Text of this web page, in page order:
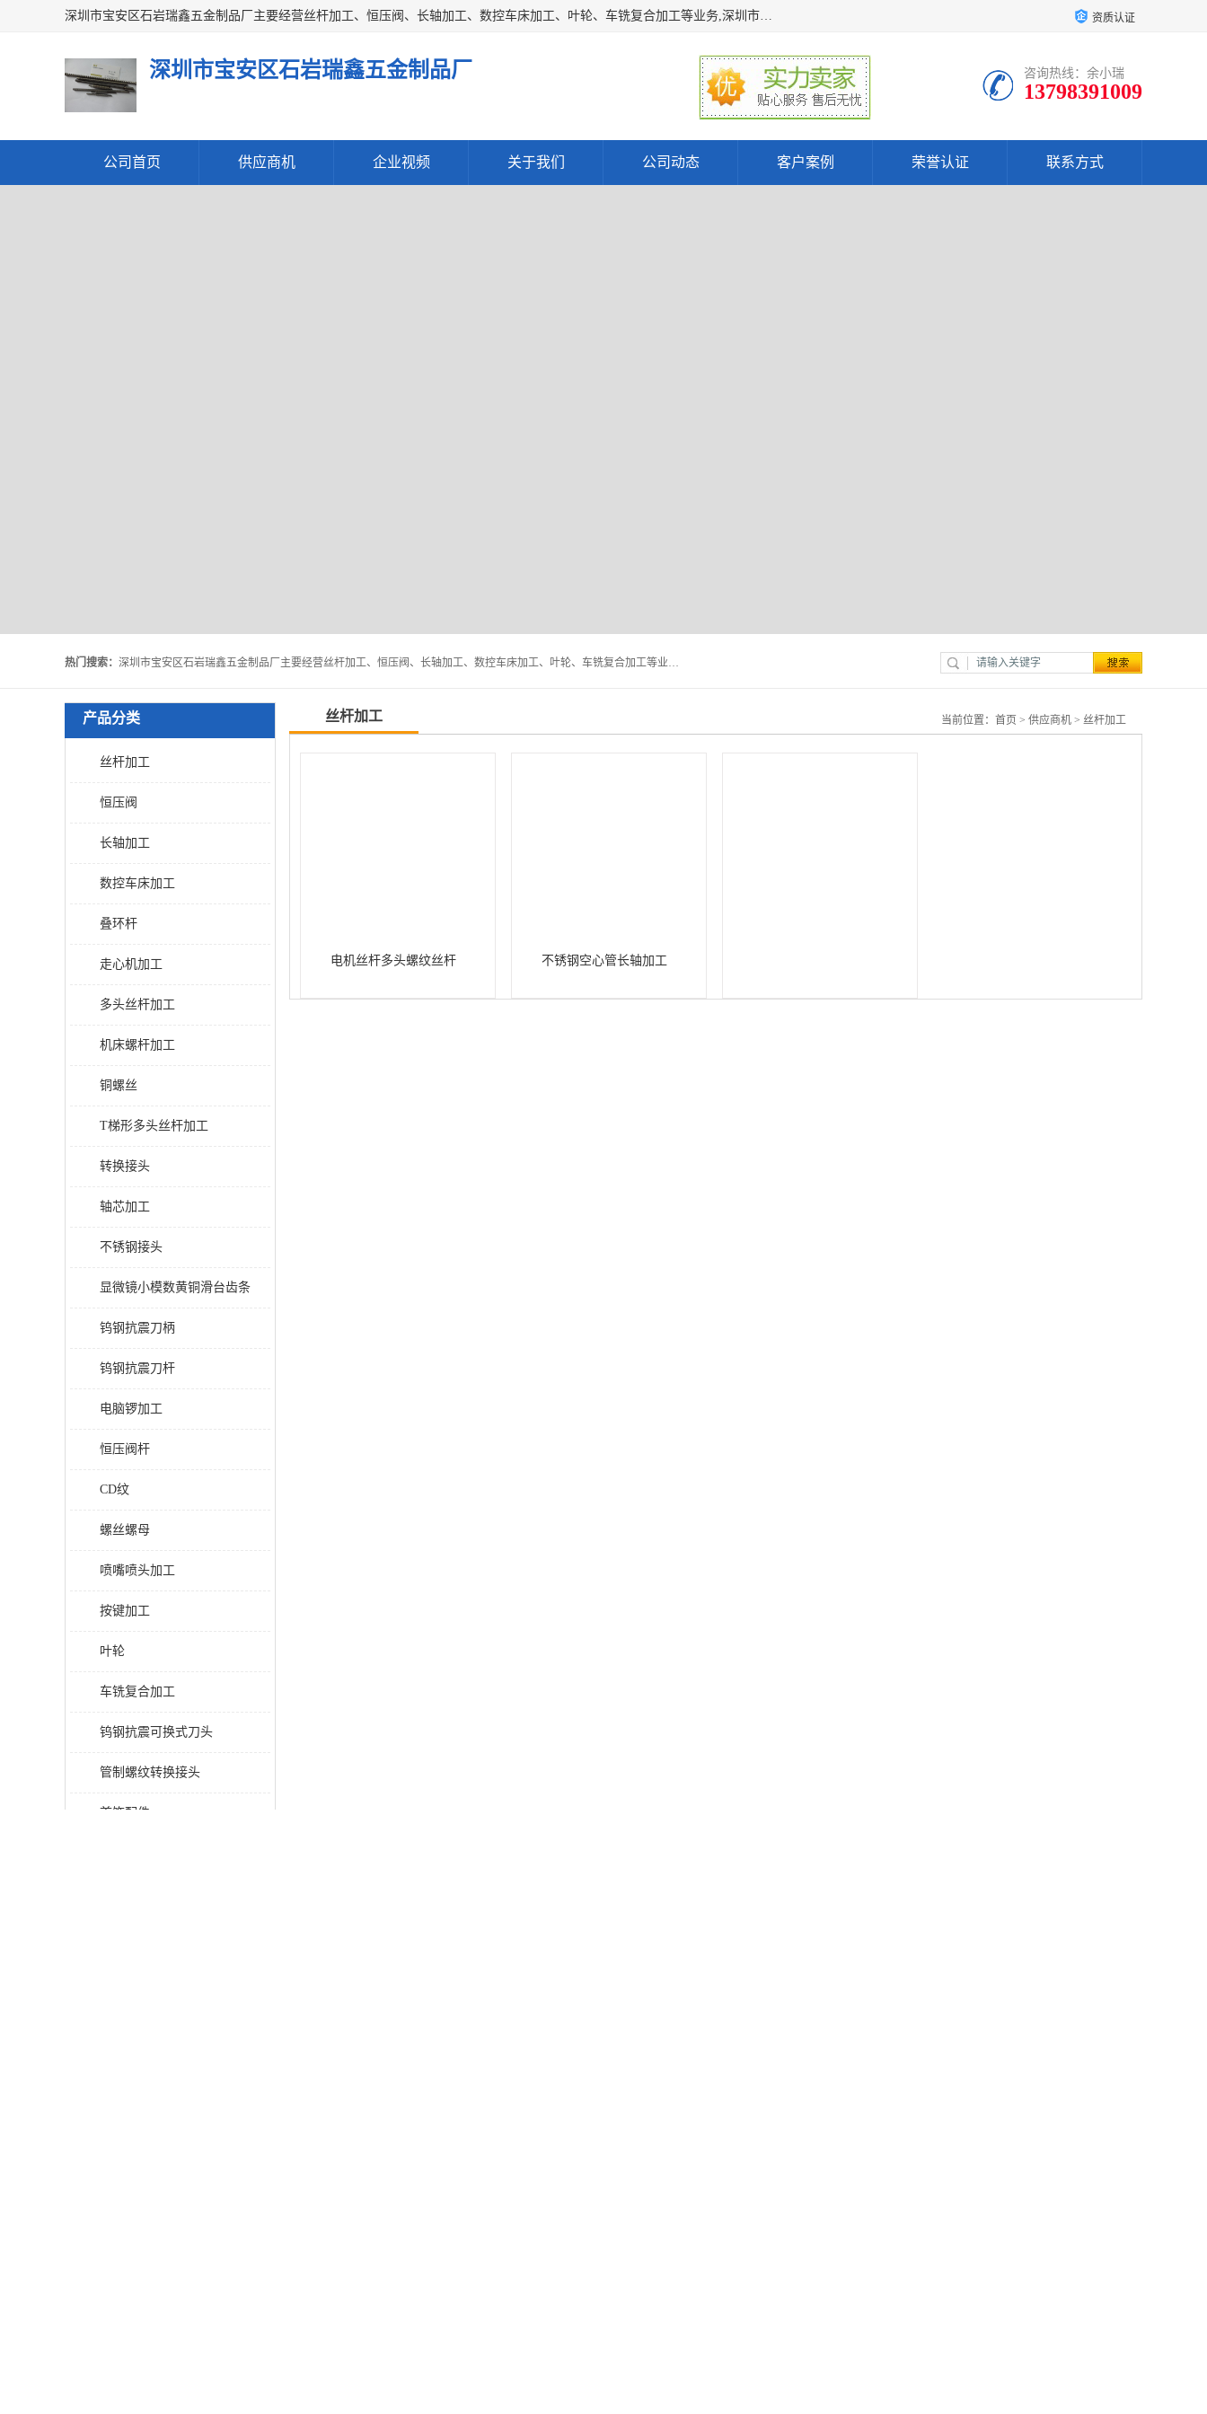
深圳市宝安区石岩瑞鑫五金制品厂主要经营丝杆加工、恒压阀、长轴加工、数控车床加工、叶轮、车铣复合加工等业务,深圳市宝安区石岩瑞鑫五金制品厂产品广泛应用于按摩椅、各类阀门、电机等石化类、机械类产品. 资质认证
深圳市宝安区石岩瑞鑫五金制品厂 咨询热线：余小瑞
13798391009
公司首页 供应商机 企业视频 关于我们 公司动态 客户案例 荣誉认证 联系方式
热门搜索： 深圳市宝安区石岩瑞鑫五金制品厂主要经营丝杆加工、恒压阀、长轴加工、数控车床加工、叶轮、车铣复合加工等业务,深圳市宝安区石岩瑞鑫五金制品厂产品广泛应用于按摩椅、各类阀门、电机等石化类、机械类产品.
产品分类
丝杆加工
恒压阀
长轴加工
数控车床加工
叠环杆
走心机加工
多头丝杆加工
机床螺杆加工
铜螺丝
T梯形多头丝杆加工
转换接头
轴芯加工
不锈钢接头
显微镜小模数黄铜滑台齿条
钨钢抗震刀柄
钨钢抗震刀杆
电脑锣加工
恒压阀杆
CD纹
螺丝螺母
喷嘴喷头加工
按键加工
叶轮
车铣复合加工
钨钢抗震可换式刀头
管制螺纹转换接头
首饰配件
丝杆加工 当前位置： 首页 > 供应商机 > 丝杆加工
电机丝杆多头螺纹丝杆 不锈钢空心管长轴加工